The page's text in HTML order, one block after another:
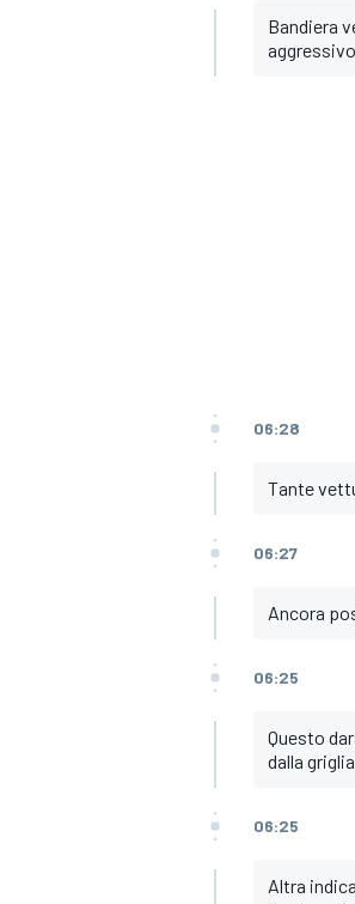
MONOMARCA
Bandiera
06:28
Tante
06:27
Ancora
06:25
Questo
dalla griglia
06:25
Altra